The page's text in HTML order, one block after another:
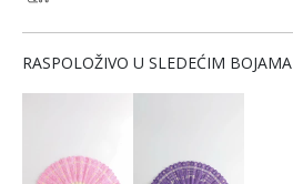
RASPOLOŽIVO U SLEDEĆIM BOJAMA